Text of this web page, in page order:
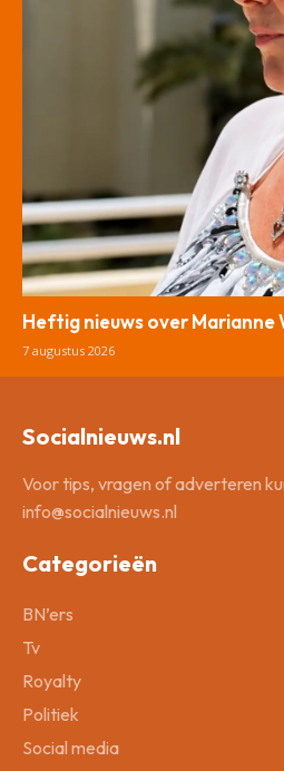
Heftig nieuws over Marianne
7 augustus 2026
Socialnieuws.nl
Voor tips, vragen of adverteren
info@socialnieuws.nl
Categorieën
BN’ers
Tv
Royalty
Politiek
Social media